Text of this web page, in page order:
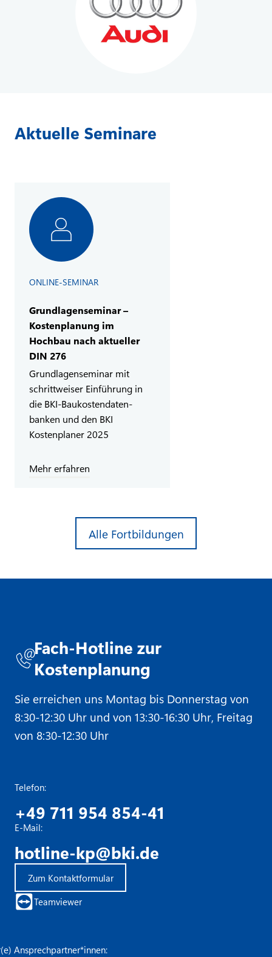
Aktuelle Seminare
ONLINE-SEMINAR
Grundlagenseminar –
Kostenplanung im
Hochbau nach aktueller
DIN 276
Grundlagenseminar mit
schrittweiser Einführung in
die BKI-Baukostendaten­
banken und den BKI
Kostenplaner 2025
Mehr erfahren
Alle Fortbildungen
Fach-Hotline zur
Kostenplanung
Sie erreichen uns Montag bis Donnerstag von
8:30-12:30 Uhr und von 13:30-16:30 Uhr, Freitag
von 8:30-12:30 Uhr
Telefon:
+49 711 954 854-41
E-Mail:
hotline-kp@bki.de
Zum Kontaktformular
Teamviewer
Ansprechpartner*innen: